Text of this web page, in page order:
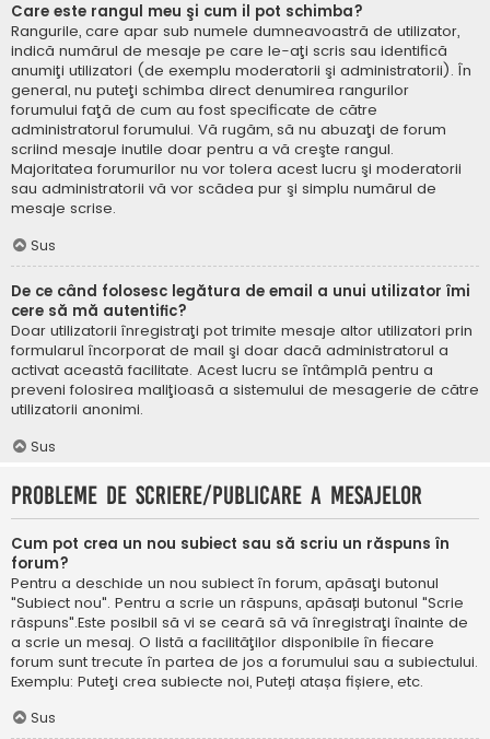
Care este rangul meu şi cum il pot schimba?
Rangurile, care apar sub numele dumneavoastră de utilizator,
indică numărul de mesaje pe care le-aţi scris sau identifică
anumiţi utilizatori (de exemplu moderatorii şi administratorii). În
general, nu puteţi schimba direct denumirea rangurilor
forumului faţă de cum au fost specificate de către
administratorul forumului. Vă rugăm, să nu abuzaţi de forum
scriind mesaje inutile doar pentru a vă creşte rangul.
Majoritatea forumurilor nu vor tolera acest lucru şi moderatorii
sau administratorii vă vor scădea pur şi simplu numărul de
mesaje scrise.
Sus
De ce când folosesc legătura de email a unui utilizator îmi
cere să mă autentific?
Doar utilizatorii înregistraţi pot trimite mesaje altor utilizatori prin
formularul încorporat de mail şi doar dacă administratorul a
activat această facilitate. Acest lucru se întâmplă pentru a
preveni folosirea maliţioasă a sistemului de mesagerie de către
utilizatorii anonimi.
Sus
Probleme de scriere/publicare a mesajelor
Cum pot crea un nou subiect sau să scriu un răspuns în
forum?
Pentru a deschide un nou subiect în forum, apăsaţi butonul
"Subiect nou". Pentru a scrie un răspuns, apăsați butonul "Scrie
răspuns".Este posibil să vi se ceară să vă înregistraţi înainte de
a scrie un mesaj. O listă a facilităţilor disponibile în fiecare
forum sunt trecute în partea de jos a forumului sau a subiectului.
Exemplu: Puteţi crea subiecte noi, Puteți atașa fișiere, etc.
Sus